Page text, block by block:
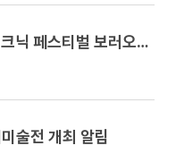
DMZ 평화콘서트 & 평화누리 피크닉 페스티벌 보러오세요!
술전 개최 알림